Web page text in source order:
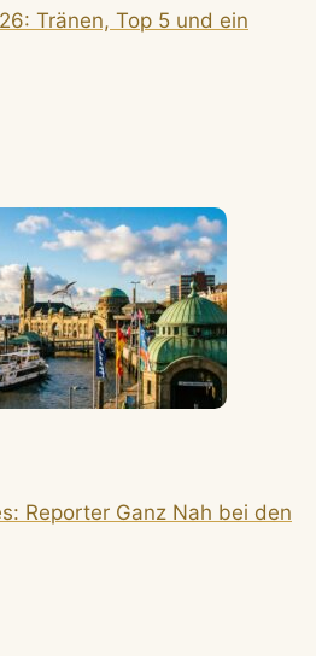
Tränen, Top 5 und ein
Reporter Ganz Nah bei den